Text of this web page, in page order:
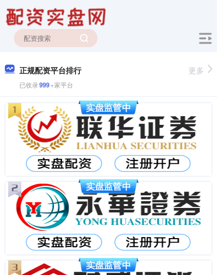
正规配资平台排行
已收录999+家平台
更多